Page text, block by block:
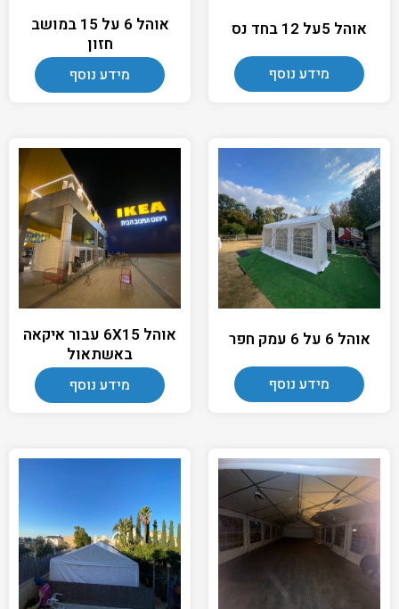
אוהל 5על 12 בחד נס
מידע נוסף
אוהל 6 על 15 במושב
חזון
מידע נוסף
אוהל 6 על 6 עמק חפר
מידע נוסף
אוהל 6X15 עבור איקאה
באשתאול
מידע נוסף